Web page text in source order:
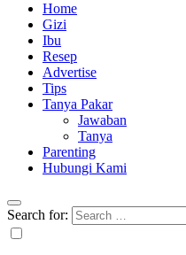
Home
Gizi
Ibu
Resep
Advertise
Tips
Tanya Pakar
Jawaban
Tanya
Parenting
Hubungi Kami
Search for: